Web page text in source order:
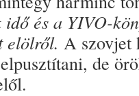
és a YIVO-
elölről. A szovjet
de